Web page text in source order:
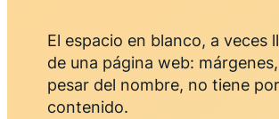
El espacio en blanco, a veces
de una página web:
pesar del nombre, no tiene
contenido.